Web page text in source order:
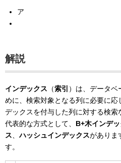
ア
解説
インデックス （索引 ）は、データベ
めに、検索対象となる列に必要に
デックスを付与した列に対する検索
代表的な方式として、 B+木インデ
ス 、ハッシュインデックスがありま
す。